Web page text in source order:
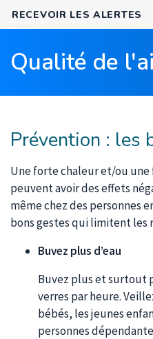
RECEVOIR LES ALERTES
Qualité de
Prévention : les
Une forte chaleur et/ou
peuvent avoir des effets
même chez des personnes
bons gestes qui limitent les
Buvez plus d’eau
Buvez plus et surtout
verres par heure.
bébés, les jeunes
personnes